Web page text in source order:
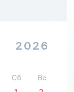
2026
Сб
Вс